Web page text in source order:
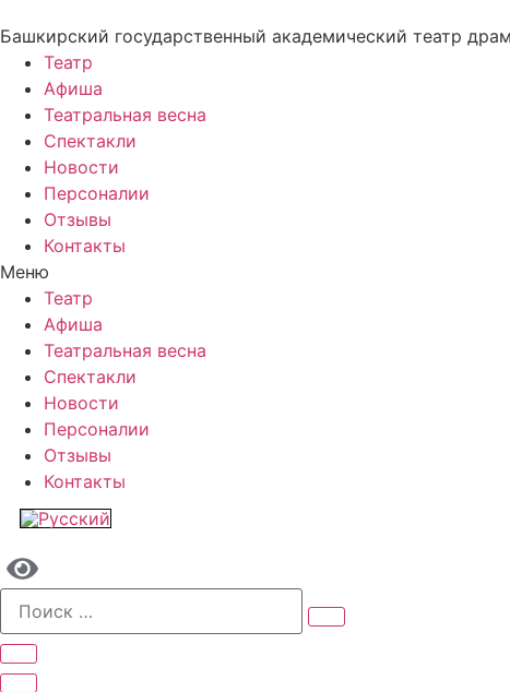
Башкирский государственный академический театр
Театр
Афиша
Театральная весна
Спектакли
Новости
Персоналии
Отзывы
Контакты
Меню
Театр
Афиша
Театральная весна
Спектакли
Новости
Персоналии
Отзывы
Контакты